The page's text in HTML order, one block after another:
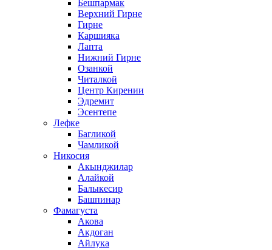
Бешпармак
Верхний Гирне
Гирне
Каршияка
Лапта
Нижний Гирне
Озанкой
Читалкой
Центр Кирении
Эдремит
Эсентепе
Лефке
Багликой
Чамликой
Никосия
Акынджилар
Алайкой
Балыкесир
Башпинар
Фамагуста
Акова
Акдоган
Айлука